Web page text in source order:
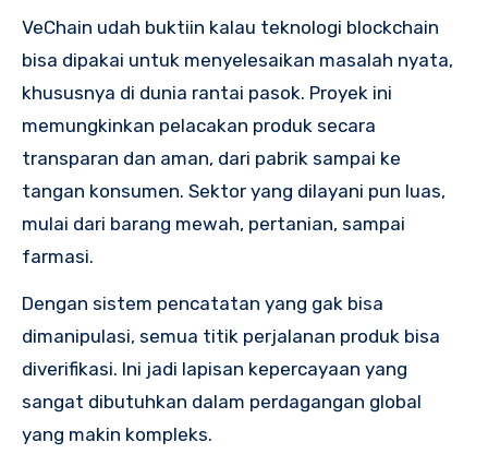
VeChain udah buktiin kalau teknologi blockchain
bisa dipakai untuk menyelesaikan masalah nyata,
khususnya di dunia rantai pasok. Proyek ini
memungkinkan pelacakan produk secara
transparan dan aman, dari pabrik sampai ke
tangan konsumen. Sektor yang dilayani pun luas,
mulai dari barang mewah, pertanian, sampai
farmasi.
Dengan sistem pencatatan yang gak bisa
dimanipulasi, semua titik perjalanan produk bisa
diverifikasi. Ini jadi lapisan kepercayaan yang
sangat dibutuhkan dalam perdagangan global
yang makin kompleks.